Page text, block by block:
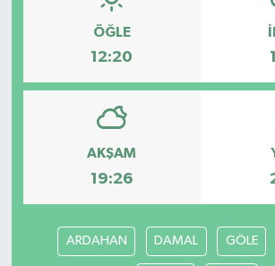
ÖĞLE
12:20
AKŞAM
19:26
ARDAHAN DAMAL GÖLE
DÜNYA
TREND
MEDYA
OTOMOTİV